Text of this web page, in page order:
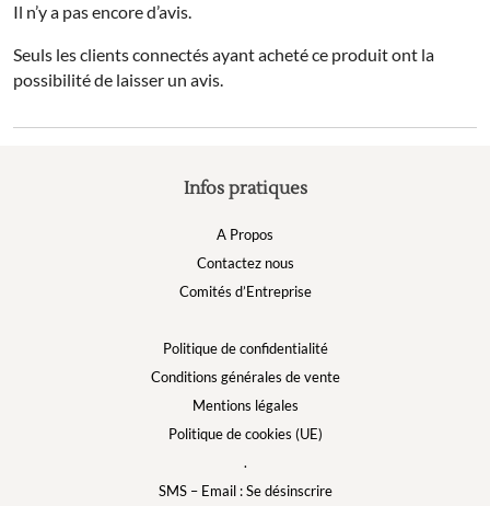
Il n’y a pas encore d’avis.
Seuls les clients connectés ayant acheté ce produit ont la
possibilité de laisser un avis.
Infos pratiques
A Propos
Contactez nous
Comités d’Entreprise
Politique de confidentialité
Conditions générales de vente
Mentions légales
Politique de cookies (UE)
.
SMS – Email : Se désinscrire